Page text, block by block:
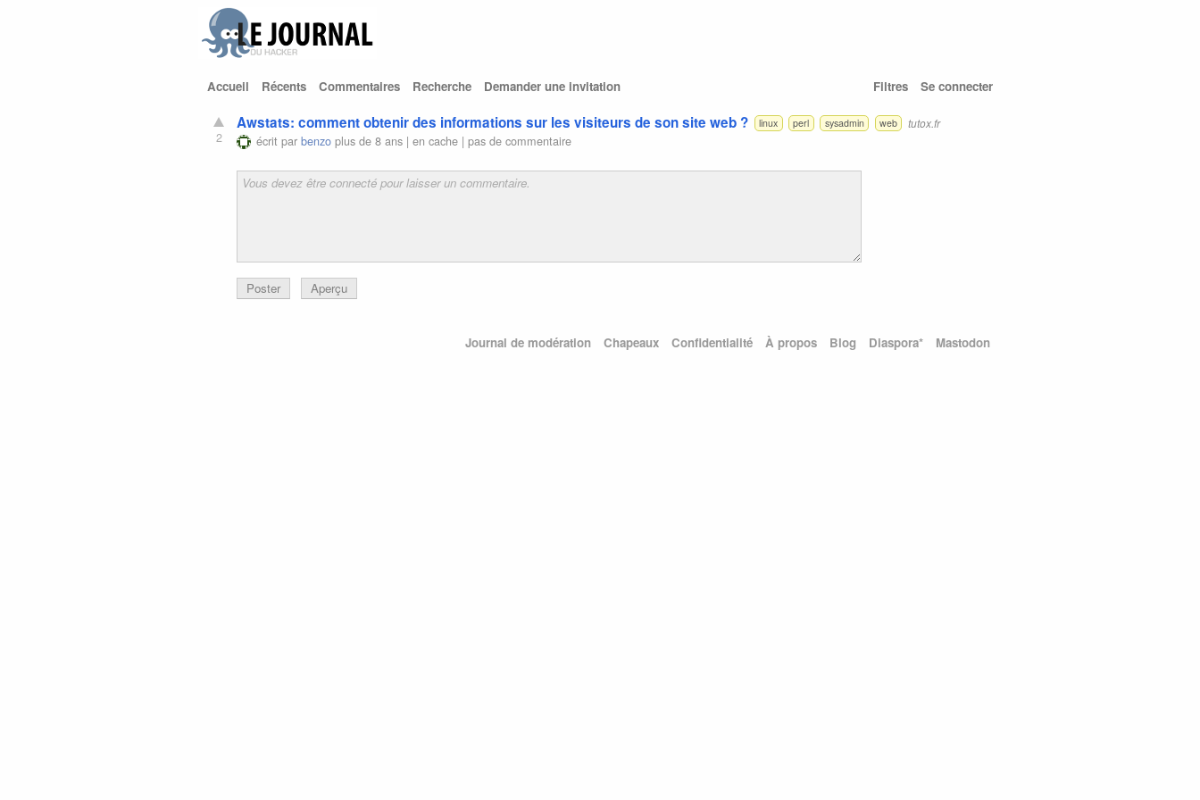
Accueil Récents Commentaires Recherche Demander une invitation Filtres Se connecter
2
Awstats: comment obtenir des informations sur les visiteurs de son site web ? linux perl sysadmin web tutox.fr
écrit parbenzo plus de 8 ans |en cache |pas de commentaire
Poster Aperçu
Journal de modération Chapeaux Confidentialité À propos Blog Diaspora* Mastodon